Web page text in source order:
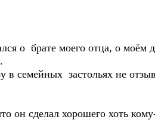
брате моего отца, о моём
семейных застольях не
он сделал хорошего хоть